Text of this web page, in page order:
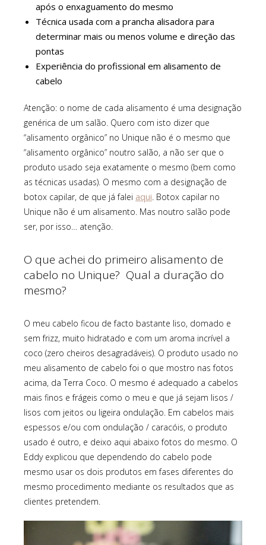
após o enxaguamento do mesmo
Técnica usada com a prancha alisadora para
determinar mais ou menos volume e direção das
pontas
Experiência do profissional em alisamento de
cabelo
Atenção: o nome de cada alisamento é uma designação
genérica de um salão. Quero com isto dizer que
“alisamento orgânico” no Unique não é o mesmo que
“alisamento orgânico” noutro salão, a não ser que o
produto usado seja exatamente o mesmo (bem como
as técnicas usadas). O mesmo com a designação de
botox capilar, de que já falei aqui. Botox capilar no
Unique não é um alisamento. Mas noutro salão pode
ser, por isso… atenção.
O que achei do primeiro alisamento de
cabelo no Unique? Qual a duração do
mesmo?
O meu cabelo ficou de facto bastante liso, domado e
sem frizz, muito hidratado e com um aroma incrível a
coco (zero cheiros desagradáveis). O produto usado no
meu alisamento de cabelo foi o que mostro nas fotos
acima, da Terra Coco. O mesmo é adequado a cabelos
mais finos e frágeis como o meu e que já sejam lisos /
lisos com jeitos ou ligeira ondulação. Em cabelos mais
espessos e/ou com ondulação / caracóis, o produto
usado é outro, e deixo aqui abaixo fotos do mesmo. O
Eddy explicou que dependendo do cabelo pode
mesmo usar os dois produtos em fases diferentes do
mesmo procedimento mediante os resultados que as
clientes pretendem.